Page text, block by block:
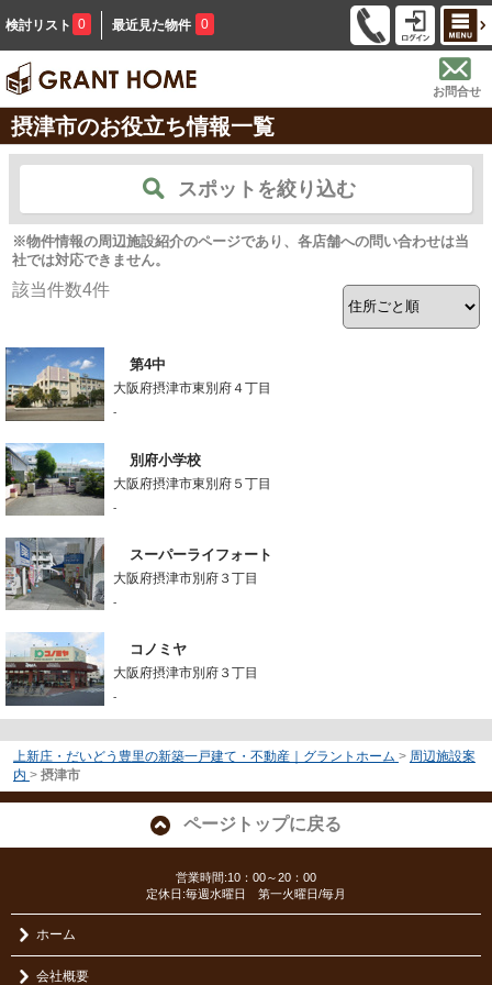
検討リスト 0 最近見た物件 0
お問合せ
摂津市のお役立ち情報一覧
スポットを絞り込む
※物件情報の周辺施設紹介のページであり、各店舗への問い合わせは当
社では対応できません。
該当件数4件
第4中
大阪府摂津市東別府４丁目
-
別府小学校
大阪府摂津市東別府５丁目
-
スーパーライフォート
大阪府摂津市別府３丁目
-
コノミヤ
大阪府摂津市別府３丁目
-
上新庄・だいどう豊里の新築一戸建て・不動産｜グラントホーム > 周辺施設案
内 > 摂津市
ページトップに戻る
営業時間:10：00～20：00
定休日:毎週水曜日 第一火曜日/毎月
ホーム
会社概要